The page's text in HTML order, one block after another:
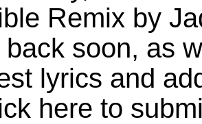
Remix by
back soon, as
lyrics and
here to